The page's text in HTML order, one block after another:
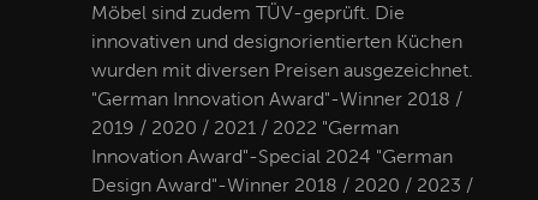
Möbel sind zudem TÜV-geprüft. Die
innovativen und designorientierten Küchen
wurden mit diversen Preisen ausgezeichnet.
"German Innovation Award"-Winner 2018 /
2019 / 2020 / 2021 / 2022 "German
Innovation Award"-Special 2024 "German
Design Award"-Winner 2018 / 2020 / 2023 /